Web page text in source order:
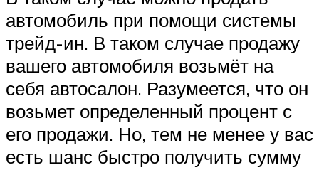
автомобиль при помощи системы
трейд-ин. В таком случае продажу
вашего автомобиля возьмёт на
себя автосалон. Разумеется, что он
возьмет определенный процент с
его продажи. Но, тем не менее у вас
есть шанс быстро получить сумму